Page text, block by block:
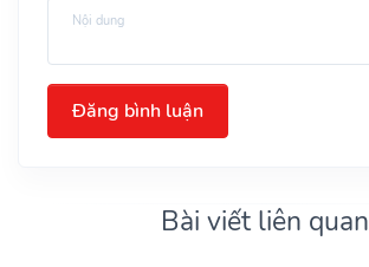
Đăng bình luận
Bài viết liên quan